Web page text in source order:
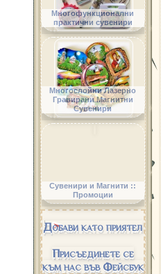
Многофункционални
практични сувенири
Многослойни Лазерно
Гравирани Магнитни
Сувенири
Сувенири и Магнити ::
Промоции
Добави като приятел
Присъединете се
към нас във Фейсбук